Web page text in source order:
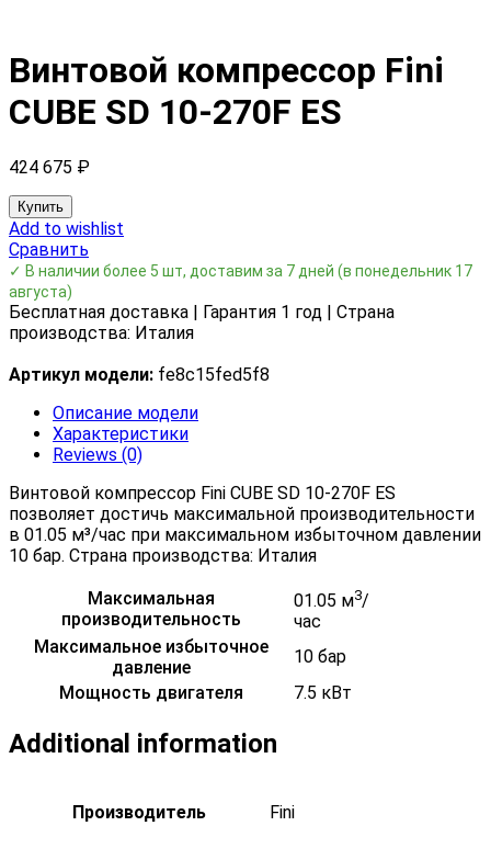
Винтовой компрессор Fini
CUBE SD 10-270F ES
424 675 ₽
Купить
Add to wishlist
Сравнить
✓ В наличии более 5 шт, доставим за 7 дней (в понедельник 17
августа)
Бесплатная доставка | Гарантия 1 год | Страна
производства: Италия
Артикул модели: fe8c15fed5f8
Описание модели
Характеристики
Reviews (0)
Винтовой компрессор Fini CUBE SD 10-270F ES
позволяет достичь максимальной производительности
в 01.05 м³/час при максимальном избыточном давлении
10 бар. Страна производства: Италия
Максимальная
производительность
01.05 м3/
час
Максимальное избыточное
давление
10 бар
Мощность двигателя
7.5 кВт
Additional information
Производитель Fini